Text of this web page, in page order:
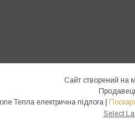
Сайт створений на
Select